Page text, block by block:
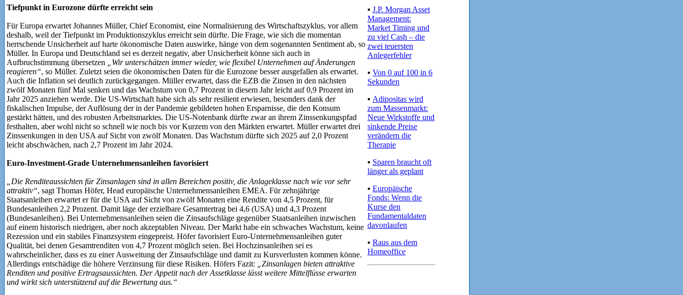
Tiefpunkt in Eurozone dürfte erreicht sein
Für Europa erwartet Johannes Müller, Chief Economist, eine Normalisierung des Wirtschaftszyklus, vor allem
deshalb, weil der Tiefpunkt im Produktionszyklus erreicht sein dürfte. Die Frage, wie sich die momentan
herrschende Unsicherheit auf harte ökonomische Daten auswirke, hänge von dem sogenannten Sentiment ab, so
Müller. In Europa und Deutschland sei es derzeit negativ, aber Unsicherheit könne sich auch in
Aufbruchstimmung übersetzen
„Wir unterschätzen immer wieder, wie flexibel Unternehmen auf Änderungen
reagieren“, so Müller. Zuletzt seien die ökonomischen Daten für die Eurozone besser ausgefallen als erwartet.
Auch die Inflation sei deutlich zurückgegangen. Müller erwartet, dass die EZB die Zinsen in den nächsten
zwölf Monaten fünf Mal senken und das Wachstum von 0,7 Prozent in diesem Jahr leicht auf 0,9 Prozent im
Jahr 2025 anziehen werde. Die US-Wirtschaft habe sich als sehr resilient erwiesen, besonders dank der
fiskalischen Impulse, der Auflösung der in der Pandemie gebildeten hohen Ersparnisse, die den Konsum
gestärkt hätten, und des robusten Arbeitsmarktes. Die US-Notenbank dürfte zwar an ihrem Zinssenkungspfad
festhalten, aber wohl nicht so schnell wie noch bis vor Kurzem von den Märkten erwartet. Müller erwartet drei
Zinssenkungen in den USA auf Sicht von zwölf Monaten. Das Wachstum dürfte sich 2025 auf 2,0 Prozent
leicht abschwächen, nach 2,7 Prozent im Jahr 2024.
Euro-Investment-Grade Unternehmensanleihen favorisiert
„Die Renditeaussichten für Zinsanlagen sind in allen Bereichen positiv, die Anlageklasse nach wie vor sehr
attraktiv“, sagt Thomas Höfer, Head europäische Unternehmensanleihen EMEA. Für zehnjährige
Staatsanleihen erwartet er für die USA auf Sicht von zwölf Monaten eine Rendite von 4,5 Prozent, für
Bundesanleihen 2,2 Prozent. Damit läge der erzielbare Gesamtertrag bei 4,6 (USA) und 4,3 Prozent
(Bundesanleihen). Bei Unternehmensanleihen seien die Zinsaufschläge gegenüber Staatsanleihen inzwischen
auf einem historisch niedrigen, aber noch akzeptablen Niveau. Der Markt habe ein schwaches Wachstum, keine
Rezession und ein stabiles Finanzsystem eingepreist. Höfer favorisiert Euro-Unternehmensanleihen guter
Qualität, bei denen Gesamtrenditen von 4,7 Prozent möglich seien. Bei Hochzinsanleihen sei es
wahrscheinlicher, dass es zu einer Ausweitung der Zinsaufschläge und damit zu Kursverlusten kommen könne.
Allerdings entschädige die höhere Verzinsung für diese Risiken. Höfers Fazit:
„Zinsanlagen bieten attraktive
Renditen und positive Ertragsaussichten. Der Appetit nach der Assetklasse lässt weitere Mittelflüsse erwarten
und wirkt sich unterstützend auf die Bewertung aus.“
▪ J.P. Morgan Asset
Management:
Market Timing und
zu viel Cash – die
zwei teuersten
Anlegerfehler
▪ Von 0 auf 100 in 6
Sekunden
▪ Adipositas wird
zum Massenmarkt:
Neue Wirkstoffe und
sinkende Preise
verändern die
Therapie
▪ Sparen braucht oft
länger als geplant
▪ Europäische
Fonds: Wenn die
Kurse den
Fundamentaldaten
davonlaufen
▪ Raus aus dem
Homeoffice